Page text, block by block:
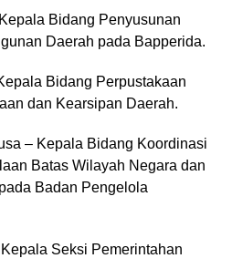
Bidang Penyusunan
Daerah pada Bapperida.
Bidang Perpustakaan
dan Kearsipan Daerah.
– Kepala Bidang Koordinasi
Batas Wilayah Negara dan
Badan Pengelola
Seksi Pemerintahan